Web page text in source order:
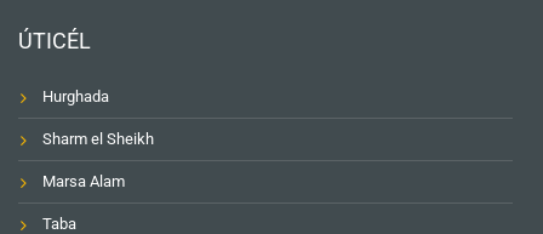
ÚTICÉL
Hurghada
Sharm el Sheikh
Marsa Alam
Taba